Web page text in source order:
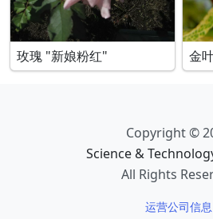
玫瑰 "新娘粉红" 金
Copyright ©
Science &
All Rights
运营公司信息